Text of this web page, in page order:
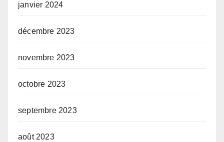
janvier 2024
décembre 2023
novembre 2023
octobre 2023
septembre 2023
août 2023